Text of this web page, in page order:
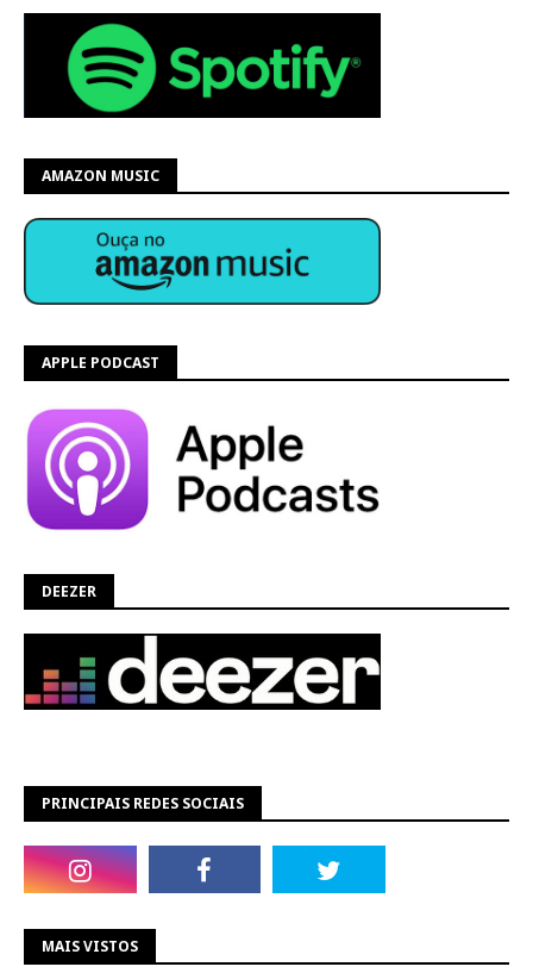
AMAZON MUSIC
APPLE PODCAST
DEEZER
PRINCIPAIS REDES SOCIAIS
MAIS VISTOS